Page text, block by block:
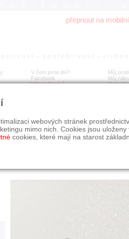
přepnout na
V čem jsme jiní?
Facebook
Výkup šperků
Můj
Můj
Moje
stříbro smaragd rubín ,
webových stránek
mimo nich. Cookies jsou
cookies, které mají na starost